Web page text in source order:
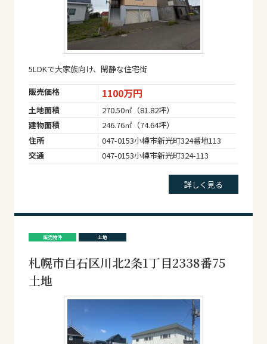
5LDKで大家族向け、閑静な住宅街
販売価格 1100万円
土地面積
270.50㎡（81.82坪）
建物面積
246.76㎡（74.64坪）
住所
047-0153小樽市新光町324番地113
交通
047-0153小樽市新光町324-113
詳しく見る
販売物件 土地
札幌市白石区川北2条1丁目2338番75
土地